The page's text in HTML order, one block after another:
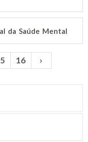
da Saúde Mental
16 ›